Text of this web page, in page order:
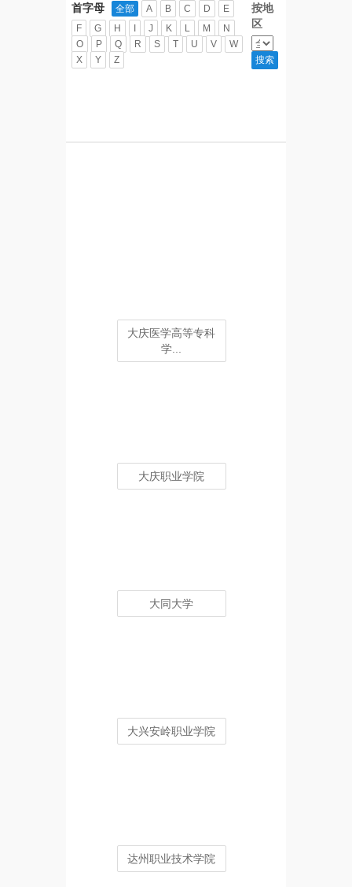
首字母 全部 A B C D
E
F
G H I J K L M
N
O
P Q R S T U V
W
X
Y Z
按地
区
大庆医学高等专科
学...
大庆职业学院
大同大学
大兴安岭职业学院
达州职业技术学院